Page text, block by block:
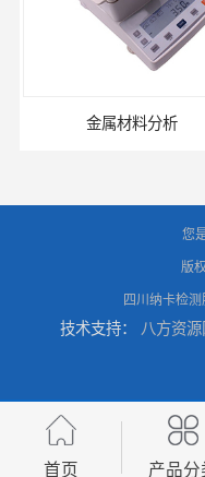
金属材料分析
可靠性环境试验
您
版
四川纳卡检
技术支持： 八方资源
首页 产品分